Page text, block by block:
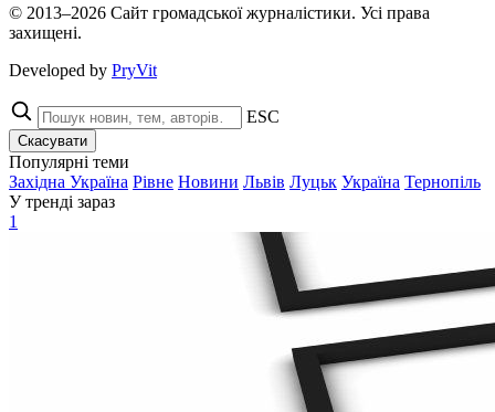
© 2013–2026 Сайт громадської журналістики. Усі права
захищені.
Developed by PryVit
ESC
Скасувати
Популярні теми
Західна Україна Рівне Новини Львів Луцьк Україна Тернопіль
У тренді зараз
1